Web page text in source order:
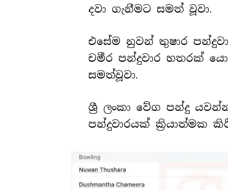
දවා ගැනීමට සමත් වූවා.
එසේම නුවන් තුෂාර
චමීර පන්දුවාර හතරක්
සමත්වූවා.
ශ්‍රී ලංකා වේග පන්දු
පන්දුවාරයක් ක්‍රියාත්මක